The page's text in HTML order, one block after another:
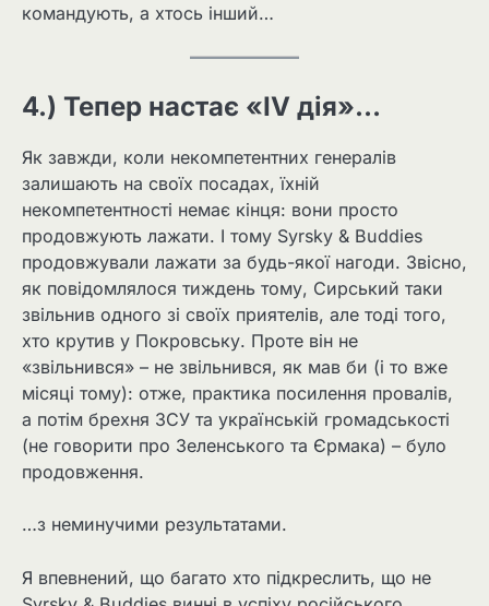
командують, а хтось інший…
4.) Тепер настає «IV дія»…
Як завжди, коли некомпетентних генералів
залишають на своїх посадах, їхній
некомпетентності немає кінця: вони просто
продовжують лажати. І тому Syrsky & Buddies
продовжували лажати за будь-якої нагоди. Звісно,
​​як повідомлялося тиждень тому, Сирський таки
звільнив одного зі своїх приятелів, але тоді того,
хто крутив у Покровську. Проте він не
«звільнився» – не звільнився, як мав би (і то вже
місяці тому): отже, практика посилення провалів,
а потім брехня ЗСУ та українській громадськості
(не говорити про Зеленського та Єрмака) – було
продовження.
…з неминучими результатами.
Я впевнений, що багато хто підкреслить, що не